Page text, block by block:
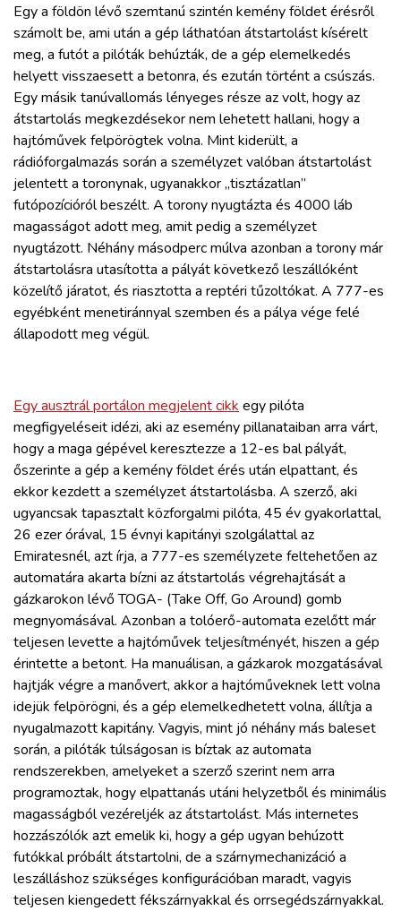
Egy a földön lévő szemtanú szintén kemény földet érésről
számolt be, ami után a gép láthatóan átstartolást kísérelt
meg, a futót a pilóták behúzták, de a gép elemelkedés
helyett visszaesett a betonra, és ezután történt a csúszás.
Egy másik tanúvallomás lényeges része az volt, hogy az
átstartolás megkezdésekor nem lehetett hallani, hogy a
hajtóművek felpörögtek volna. Mint kiderült, a
rádióforgalmazás során a személyzet valóban átstartolást
jelentett a toronynak, ugyanakkor „tisztázatlan”
futópozícióról beszélt. A torony nyugtázta és 4000 láb
magasságot adott meg, amit pedig a személyzet
nyugtázott. Néhány másodperc múlva azonban a torony már
átstartolásra utasította a pályát következő leszállóként
közelítő járatot, és riasztotta a reptéri tűzoltókat. A 777-es
egyébként menetiránnyal szemben és a pálya vége felé
állapodott meg végül.
Egy ausztrál portálon megjelent cikk egy pilóta
megfigyeléseit idézi, aki az esemény pillanataiban arra várt,
hogy a maga gépével keresztezze a 12-es bal pályát,
őszerinte a gép a kemény földet érés után elpattant, és
ekkor kezdett a személyzet átstartolásba. A szerző, aki
ugyancsak tapasztalt közforgalmi pilóta, 45 év gyakorlattal,
26 ezer órával, 15 évnyi kapitányi szolgálattal az
Emiratesnél, azt írja, a 777-es személyzete feltehetően az
automatára akarta bízni az átstartolás végrehajtását a
gázkarokon lévő TOGA- (Take Off, Go Around) gomb
megnyomásával. Azonban a tolóerő-automata ezelőtt már
teljesen levette a hajtóművek teljesítményét, hiszen a gép
érintette a betont. Ha manuálisan, a gázkarok mozgatásával
hajtják végre a manővert, akkor a hajtóműveknek lett volna
idejük felpörögni, és a gép elemelkedhetett volna, állítja a
nyugalmazott kapitány. Vagyis, mint jó néhány más baleset
során, a pilóták túlságosan is bíztak az automata
rendszerekben, amelyeket a szerző szerint nem arra
programoztak, hogy elpattanás utáni helyzetből és minimális
magasságból vezéreljék az átstartolást. Más internetes
hozzászólók azt emelik ki, hogy a gép ugyan behúzott
futókkal próbált átstartolni, de a szárnymechanizáció a
leszálláshoz szükséges konfigurációban maradt, vagyis
teljesen kiengedett fékszárnyakkal és orrsegédszárnyakkal.